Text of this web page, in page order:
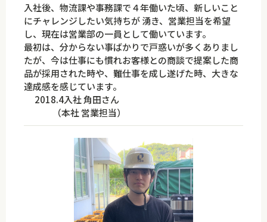
入社後、物流課や事務課で４年働いた頃、新しいこと
にチャレンジしたい気持ちが 湧き、営業担当を希望
し、現在は営業部の一員として働いています。
最初は、分からない事ばかりで戸惑いが多くありまし
たが、今は仕事にも慣れお客様との商談で提案した商
品が採用された時や、難仕事を成し遂げた時、大きな
達成感を感じています。
2018.4入社 角田さん
（本社 営業担当）